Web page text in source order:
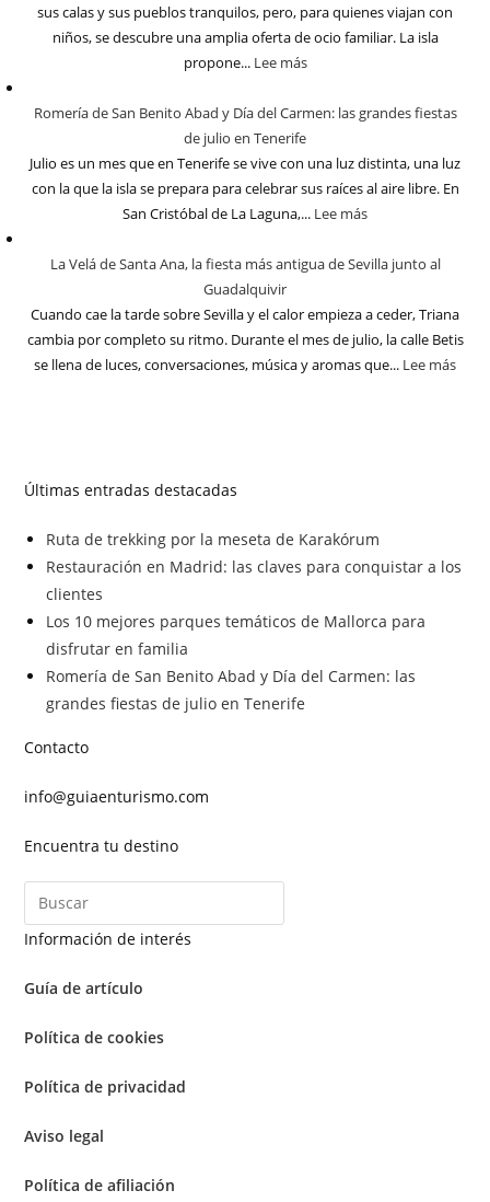
sus calas y sus pueblos tranquilos, pero, para quienes viajan con
niños, se descubre una amplia oferta de ocio familiar. La isla
propone... Lee más
Romería de San Benito Abad y Día del Carmen: las grandes fiestas
de julio en Tenerife
Julio es un mes que en Tenerife se vive con una luz distinta, una luz
con la que la isla se prepara para celebrar sus raíces al aire libre. En
San Cristóbal de La Laguna,... Lee más
La Velá de Santa Ana, la fiesta más antigua de Sevilla junto al
Guadalquivir
Cuando cae la tarde sobre Sevilla y el calor empieza a ceder, Triana
cambia por completo su ritmo. Durante el mes de julio, la calle Betis
se llena de luces, conversaciones, música y aromas que... Lee más
Últimas entradas destacadas
Ruta de trekking por la meseta de Karakórum
Restauración en Madrid: las claves para conquistar a los
clientes
Los 10 mejores parques temáticos de Mallorca para
disfrutar en familia
Romería de San Benito Abad y Día del Carmen: las
grandes fiestas de julio en Tenerife
Contacto
info@guiaenturismo.com
Encuentra tu destino
Información de interés
Guía de artículo
Política de cookies
Política de privacidad
Aviso legal
Política de afiliación